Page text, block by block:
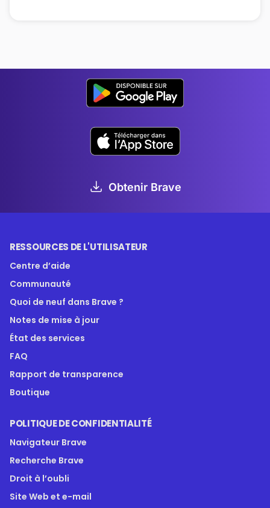
Obtenir Brave
RESSOURCES DE L'UTILISATEUR
Centre d’aide
Communauté
Quoi de neuf dans Brave ?
Notes de mise à jour
État des services
FAQ
Rapport de transparence
Boutique
POLITIQUE DE CONFIDENTIALITÉ
Navigateur Brave
Recherche Brave
Droit à l’oubli
Site Web et e-mail